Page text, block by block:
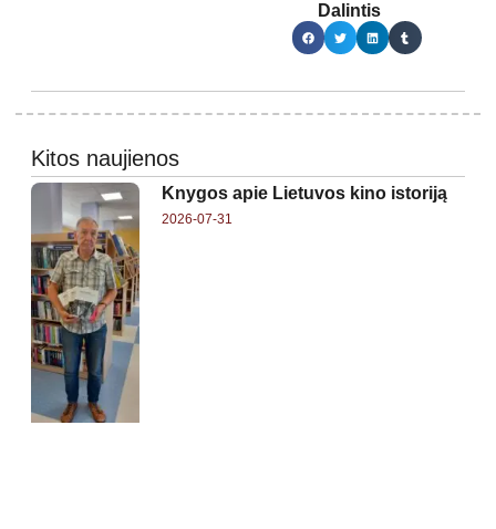
Dalintis
Kitos naujienos
Knygos apie Lietuvos kino istoriją
2026-07-31